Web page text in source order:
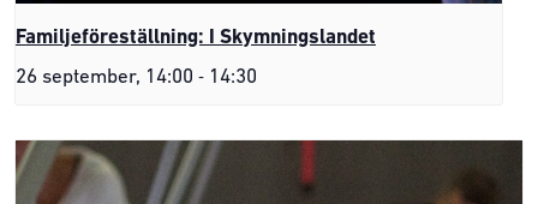
Familjeföreställning: I Skymningslandet
26 september, 14:00 - 14:30